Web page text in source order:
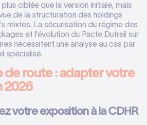
ciblée que la version initiale, mais
de la structuration des holdings
mixtes. La sécurisation du régime des
et l'évolution du Pacte Dutreil sur
nécessitent une analyse au cas par
spécialisé.
de route : adapter votre
2026
votre exposition à la CDHR